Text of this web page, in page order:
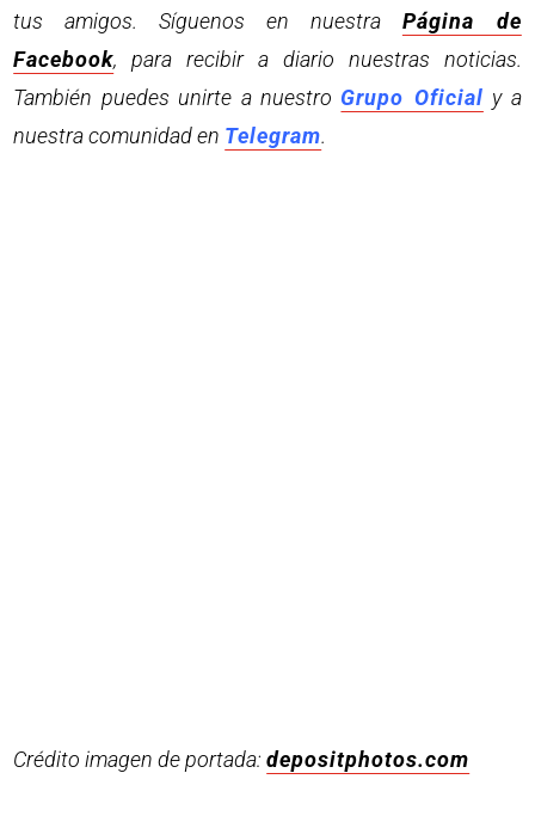
tus amigos. Síguenos en nuestra Página de
Facebook, para recibir a diario nuestras noticias.
También puedes unirte a nuestro Grupo Oficial y a
nuestra comunidad en Telegram.
Crédito imagen de portada:depositphotos.com